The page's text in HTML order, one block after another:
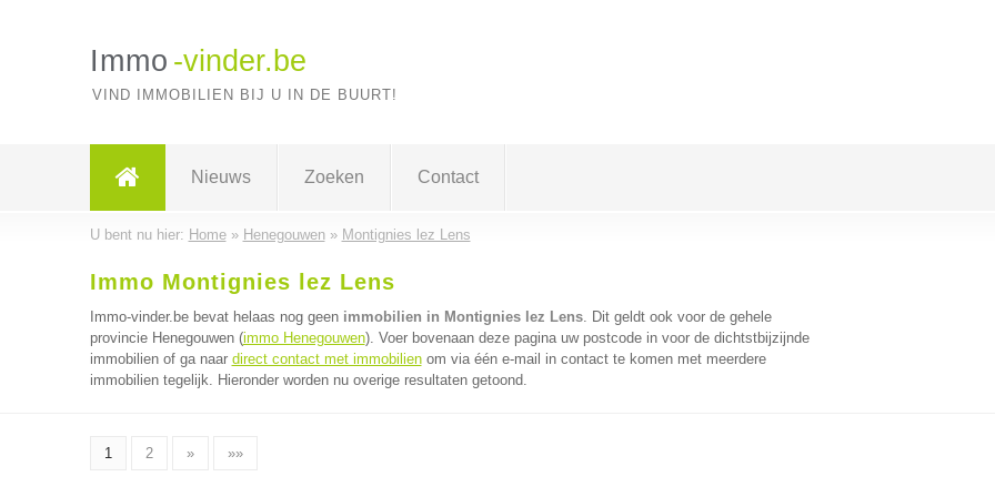
Immo -vinder.be
VIND IMMOBILIEN BIJ U IN DE BUURT!
Nieuws Zoeken Contact
U bent nu hier: Home» Henegouwen» Montignies lez Lens
Immo Montignies lez Lens
Immo-vinder.be bevat helaas nog geen immobilien in Montignies lez Lens. Dit geldt ook voor de gehele
provincie Henegouwen (immo Henegouwen). Voer bovenaan deze pagina uw postcode in voor de dichtstbijzijnde
immobilien of ga naar direct contact met immobilienom via één e-mail in contact te komen met meerdere
immobilien tegelijk. Hieronder worden nu overige resultaten getoond.
1 2 » »»